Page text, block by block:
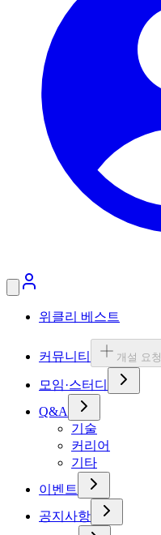
위클리 베스트
커뮤니티 개설 요청
모임·스터디
Q&A
기술
커리어
기타
이벤트
공지사항